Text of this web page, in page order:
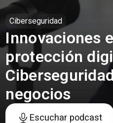
Ciberseguridad
Innovaciones
protección
negocios
Escuchar podcast